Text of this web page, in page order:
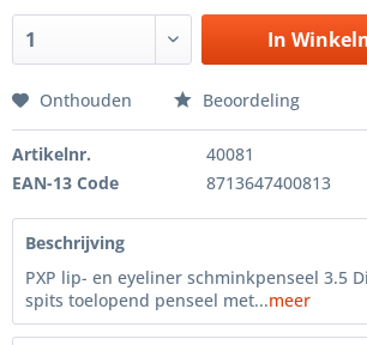
In
Onthouden Beoordeling
Artikelnr.
40081
EAN-13 Code
8713647400813
Beschrijving
PXP lip- en eyeliner schminkpenseel 3.5
spits toelopend penseel met...meer